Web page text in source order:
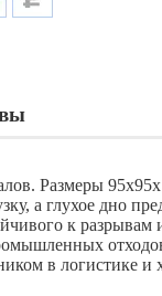
Размеры
а глухое дно
к разрывам
в логистике и